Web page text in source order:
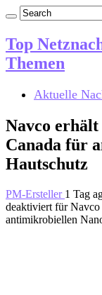
Top
Themen
Aktuelle
Navco
Canada für
Hautschutz
PM-Ersteller 1 Tag
deaktiviert für Navco
antimikrobiellen